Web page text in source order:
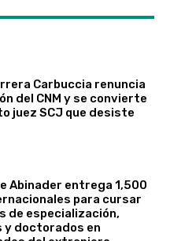
Carbuccia renuncia
del CNM y se convierte
juez SCJ que desiste
Abinader entrega 1,500
para cursar
de especialización,
y doctorados en